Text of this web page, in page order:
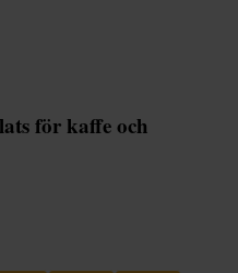
för kaffe och